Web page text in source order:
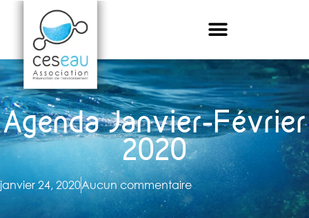
Agenda Janvier-Février
2020
janvier 24, 2020Aucun commentaire